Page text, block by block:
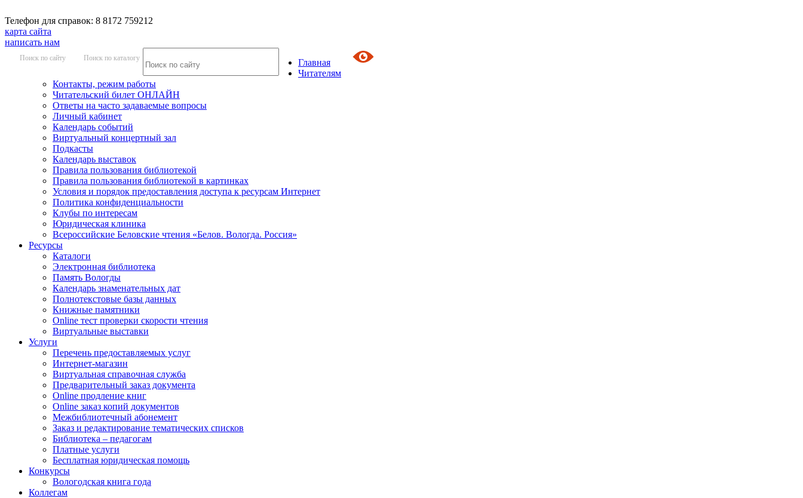
Телефон для справок: 8 8172 759212
карта сайта
написать нам
Поиск по сайту Поиск по каталогу
Главная
Читателям
Контакты, режим работы
Читательский билет ОНЛАЙН
Ответы на часто задаваемые вопросы
Личный кабинет
Календарь событий
Виртуальный концертный зал
Подкасты
Календарь выставок
Правила пользования библиотекой
Правила пользования библиотекой в картинках
Условия и порядок предоставления доступа к ресурсам Интернет
Политика конфиденциальности
Клубы по интересам
Юридическая клиника
Всероссийские Беловские чтения «Белов. Вологда. Россия»
Ресурсы
Каталоги
Электронная библиотека
Память Вологды
Календарь знаменательных дат
Полнотекстовые базы данных
Книжные памятники
Online тест проверки скорости чтения
Виртуальные выставки
Услуги
Перечень предоставляемых услуг
Интернет-магазин
Виртуальная справочная служба
Предварительный заказ документа
Online продление книг
Online заказ копий документов
Межбиблиотечный абонемент
Заказ и редактирование тематических списков
Библиотека – педагогам
Платные услуги
Бесплатная юридическая помощь
Конкурсы
Вологодская книга года
Коллегам